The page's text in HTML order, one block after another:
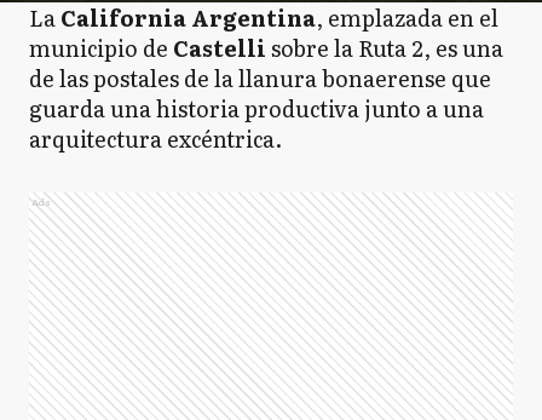
LaCalifornia Argentina, emplazada en el
municipio de Castellisobre la Ruta 2, es una
de las postales de la llanura bonaerense que
guarda una historia productiva junto a una
arquitectura excéntrica.
Ads